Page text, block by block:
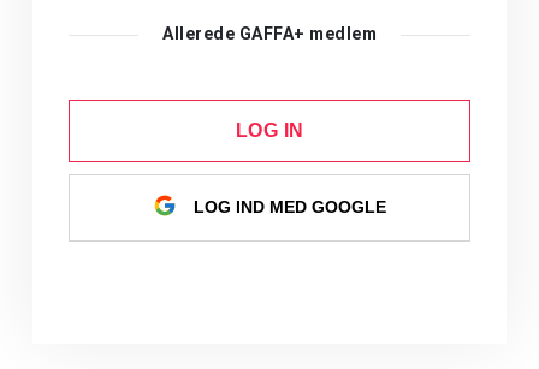
Allerede GAFFA+ medlem
LOG IN
LOG IND MED GOOGLE